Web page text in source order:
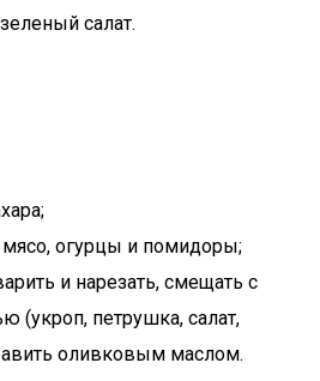
салат.
огурцы и помидоры;
и нарезать, смещать с
(укроп, петрушка, салат,
оливковым маслом.